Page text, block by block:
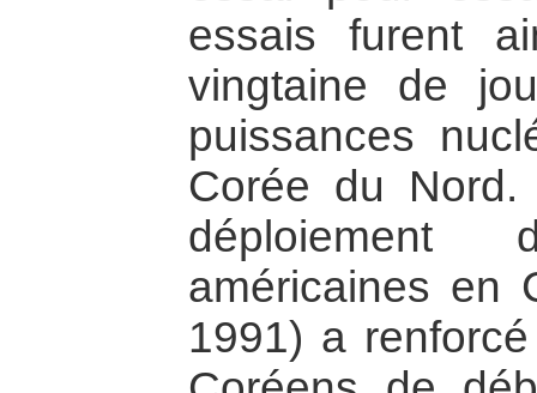
essais furent
vingtaine de
puissances
Corée du
déploiement
américaines en
1991) a